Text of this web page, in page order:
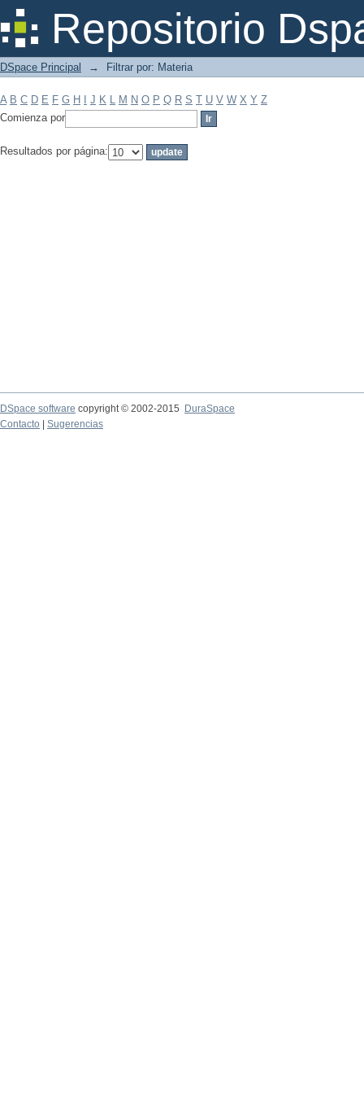
Repositorio
Filtrar por: Materia
DSpace Principal → Filtrar por: Materia
A B C D E F G H J K L M N O P Q R S T U V W X Y Z
Comienza por
Resultados por página:
DSpace software copyright © 2002-2015
DuraSpace
Contacto
Sugerencias